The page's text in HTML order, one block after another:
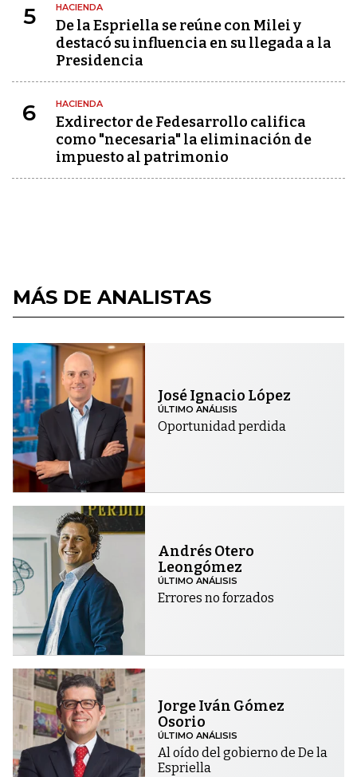
5 HACIENDA
De la Espriella se reúne con Milei y
destacó su influencia en su llegada a la
Presidencia
6 HACIENDA
Exdirector de Fedesarrollo califica
como "necesaria" la eliminación de
impuesto al patrimonio
MÁS DE ANALISTAS
José Ignacio López
ÚLTIMO ANÁLISIS
Oportunidad perdida
Andrés Otero
Leongómez
ÚLTIMO ANÁLISIS
Errores no forzados
Jorge Iván Gómez
Osorio
ÚLTIMO ANÁLISIS
Al oído del gobierno de De la
Espriella